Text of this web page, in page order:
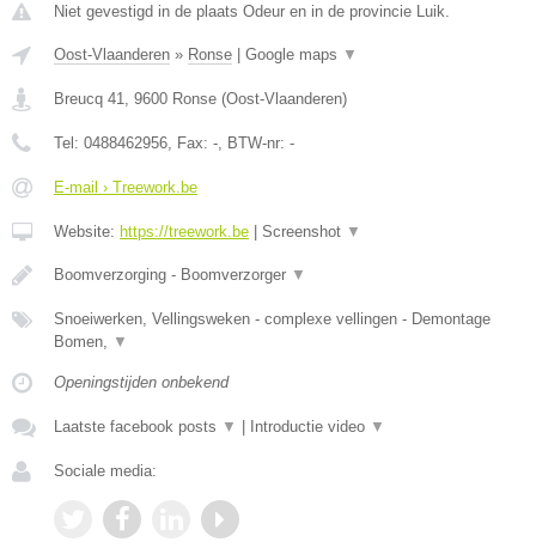
Niet gevestigd in de plaats Odeur en in de provincie Luik.
Oost-Vlaanderen » Ronse Google maps ▼
Breucq 41 9600 Ronse (Oost-Vlaanderen)
Tel: 0488462956 , Fax: - , BTW-nr: -
E-mail › Treework.be
Website: https://treework.be Screenshot ▼
Boomverzorging - Boomverzorger ▼
Snoeiwerken, Vellingsweken - complexe vellingen - Demontage
Bomen,
▼
Openingstijden onbekend
Laatste facebook posts ▼ Introductie video ▼
Sociale media: